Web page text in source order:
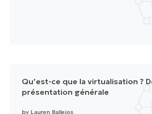
Qu’est-ce que la virtualisation ?
présentation générale
by Lauren Ballejos